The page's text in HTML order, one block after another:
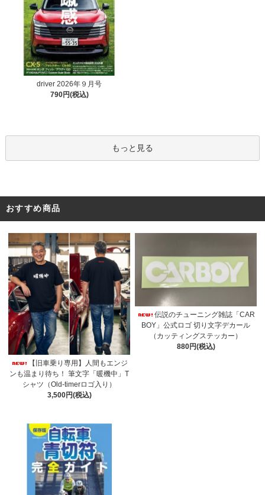
driver 2026年９月号
790円(税込)
もっと見る
おすすめ商品
【旧車乗り専用】人間もエンジ
ンも温まり待ち！ 筆文字「暖機中」T
シャツ（Old-timerロゴ入り）
3,500円(税込)
伝説のチューニング雑誌「CAR
BOY」公式ロゴ 切り文字デカール
（カッティングステッカー）
880円(税込)